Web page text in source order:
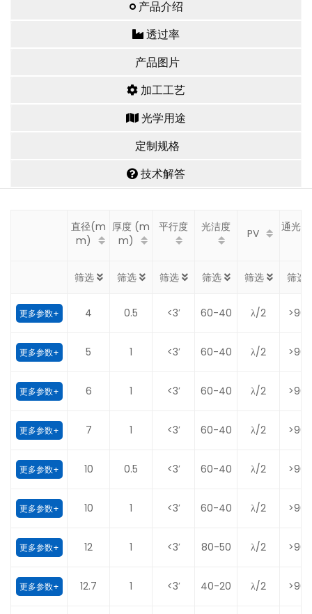
产品介绍
透过率
产品图片
加工工艺
光学用途
定制规格
技术解答
直径(m
m)
厚度 (m
m)
平行度 光洁度 PV 通光
筛选 筛选 筛选 筛选 筛选 筛选
更多参数+ 4 0.5 <3′ 60-40 λ/2
更多参数+ 5 1 <3′ 60-40 λ/2
更多参数+ 6 1 <3′ 60-40 λ/2
更多参数+ 7 1 <3′ 60-40 λ/2
更多参数+ 10 0.5 <3′ 60-40 λ/2
更多参数+ 10 1 <3′ 60-40 λ/2
更多参数+ 12 1 <3′ 80-50 λ/2
更多参数+ 12.7 1 <3′ 40-20 λ/2